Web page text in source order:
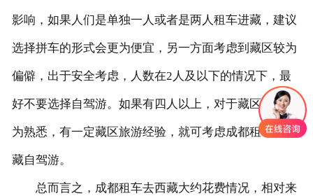
影响，如果人们是单独一人或者是两人租车进藏，建议
选择拼车的形式会更为便宜，另一方面考虑到藏区较为
偏僻，出于安全考虑，人数在2人及以下的情况下，最
好不要选择自驾游。如果有四人以上，对于藏区路况较
为熟悉，有一定藏区旅游经验，就可考虑成都租车去西
藏自驾游。
总而言之，成都租车去西藏大约花费情况，相对来